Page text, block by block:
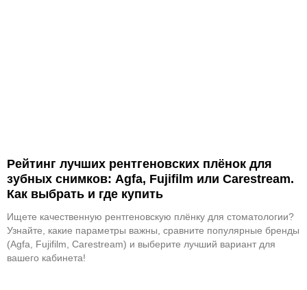
Рейтинг лучших рентгеновских плёнок для
зубных снимков: Agfa, Fujifilm или Carestream.
Как выбрать и где купить
Ищете качественную рентгеновскую плёнку для стоматологии?
Узнайте, какие параметры важны, сравните популярные бренды
(Agfa, Fujifilm, Carestream) и выберите лучший вариант для
вашего кабинета!